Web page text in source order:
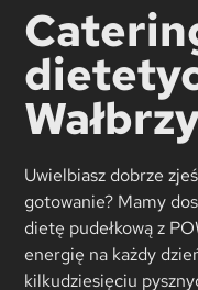
Uwielbiasz dobrze
gotowanie? Mamy
dietę pudełkową z
energię na każdy
kilkudziesięciu